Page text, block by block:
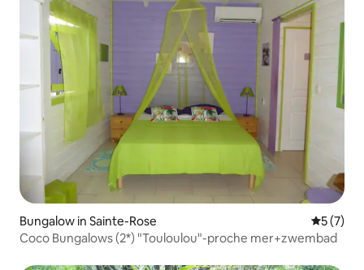
Bungalow in Sainte-Rose
5 (7)
Coco Bungalows (2*) "Touloulou"-proche mer+zwembad